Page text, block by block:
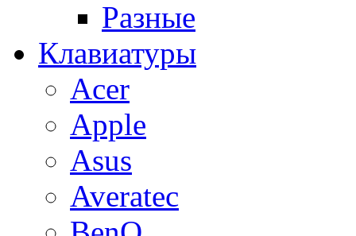
Разные
Клавиатуры
Acer
Apple
Asus
Averatec